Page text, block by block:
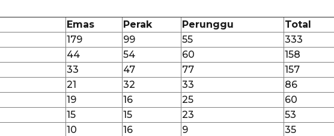
Emas Perak Perunggu
Total
179 99 55
333
44 54 60
158
33 47 77
157
21 32 33
86
19 16 25
60
15 15 23
53
10 16 9
35